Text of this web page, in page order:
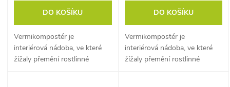
DO KOŠÍKU
Vermikompostér je
interiérová nádoba, ve které
žížaly přemění rostlinné
DO KOŠÍKU
Vermikompostér je
interiérová nádoba, ve které
žížaly přemění rostlinné